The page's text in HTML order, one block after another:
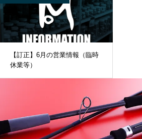
【訂正】6月の営業情報（臨時
休業等）